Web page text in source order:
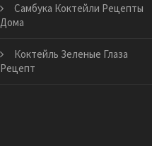
Самбука Коктейли Рецепты
Дома
Коктейль Зеленые Глаза
Рецепт